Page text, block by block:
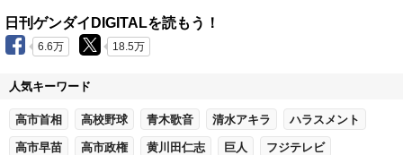
日刊ゲンダイDIGITALを読もう！
6.6万 18.5万
人気キーワード
高市首相 高校野球 青木歌音 清水アキラ ハラスメント
高市早苗 高市政権 黄川田仁志 巨人 フジテレビ